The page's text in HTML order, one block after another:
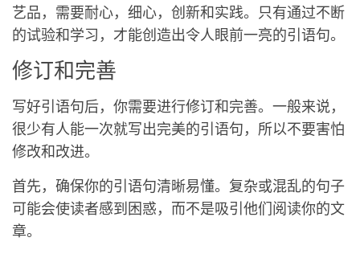
艺品，需要耐心，细心，创新和实践。只有通过不断
的试验和学习，才能创造出令人眼前一亮的引语句。
修订和完善
写好引语句后，你需要进行修订和完善。一般来说，
很少有人能一次就写出完美的引语句，所以不要害怕
修改和改进。
首先，确保你的引语句清晰易懂。复杂或混乱的句子
可能会使读者感到困惑，而不是吸引他们阅读你的文
章。